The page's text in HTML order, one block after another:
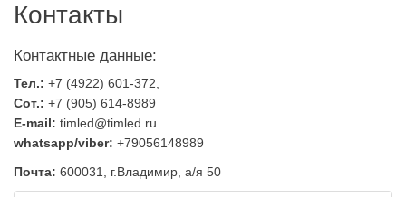
Контакты
Контактные данные:
Тел.: +7 (4922) 601-372,
Сот.: +7 (905) 614-8989
E-mail: timled@timled.ru
whatsapp/viber: +79056148989
Почта: 600031, г.Владимир, а/я 50